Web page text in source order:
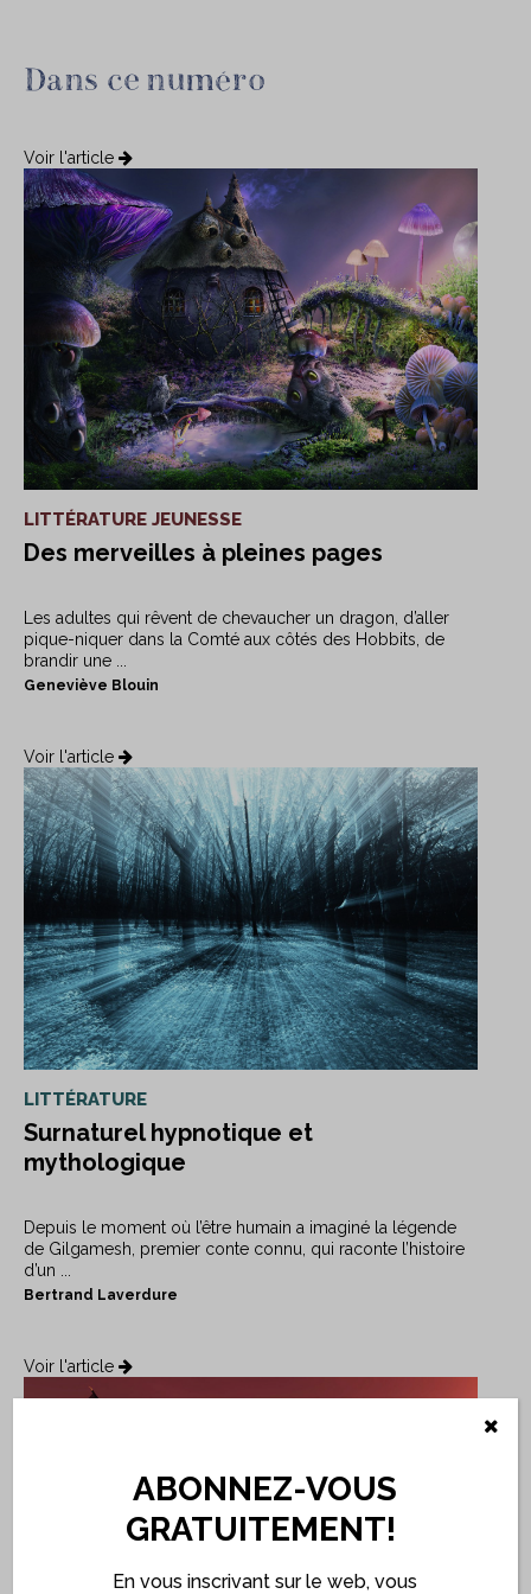
Dans ce numéro
Voir l'article
LITTÉRATURE JEUNESSE
Des merveilles à pleines pages
Les adultes qui rêvent de chevaucher un dragon, d’aller
pique-niquer dans la Comté aux côtés des Hobbits, de
brandir une ...
Geneviève Blouin
Voir l'article
LITTÉRATURE
Surnaturel hypnotique et
mythologique
Depuis le moment où l’être humain a imaginé la légende
de Gilgamesh, premier conte connu, qui raconte l’histoire
d’un ...
Bertrand Laverdure
Voir l'article
ABONNEZ-VOUS
GRATUITEMENT!
En vous inscrivant sur le web, vous